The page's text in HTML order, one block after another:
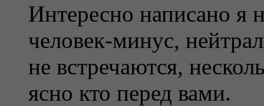
Интересно написано я
человек-минус,
не встречаются,
ясно кто перед вами.